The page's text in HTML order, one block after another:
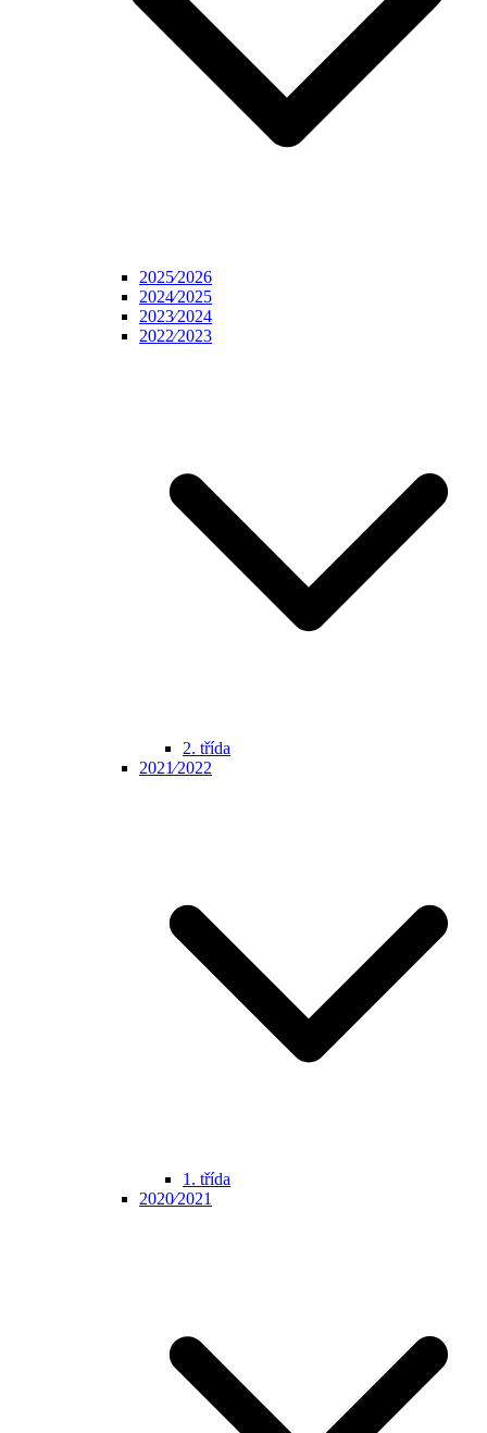
2025⁄2026
2024⁄2025
2023⁄2024
2022⁄2023
2. třída
2021⁄2022
1. třída
2020⁄2021